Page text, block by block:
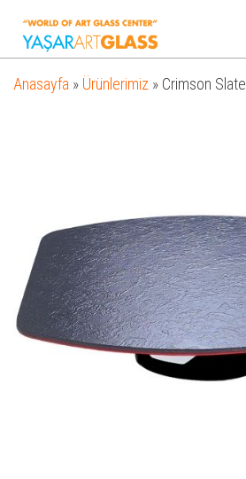
Glass
Anasayfa » Ürünlerimiz » Crimson Slate